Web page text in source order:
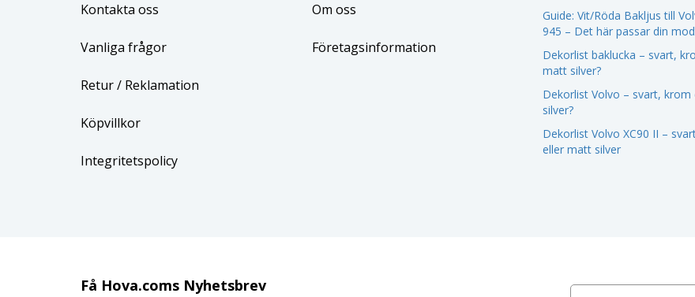
Kontakta oss
Vanliga frågor
Retur/ Reklamation
Köpvillkor
Integritetspolicy
Om oss
Företagsinformation
Guide: Vit/Röda Bakljus till
945 – Det här passar din
Dekorlist baklucka – svart,
matt silver?
Dekorlist Volvo – svart,
silver?
Dekorlist Volvo XC90 II –
eller matt silver
Få Hova.coms Nyhetsbrev